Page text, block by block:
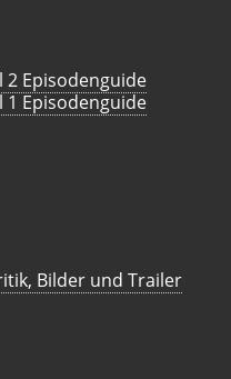
2 Episodenguide
1 Episodenguide
Bilder und Trailer